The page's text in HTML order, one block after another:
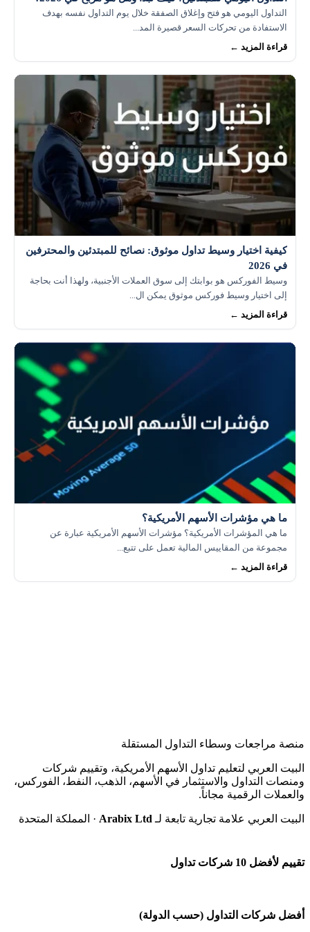
التداول اليومي هو فتح وإغلاق الصفقة خلال يوم التداول نفسه بهدف
الاستفادة من تحركات السعر قصيرة المد...
قراءة المزيد ←
كيفية اختيار وسيط تداول موثوق: نصائح للمبتدئين والمحترفين
في 2026
وسيط الفوركس هو بوابتك إلى سوق العملات الأجنبية، ولهذا أنت بحاجة
إلى اختيار وسيط فوركس موثوق يمكن ال...
قراءة المزيد ←
ما هي مؤشرات الأسهم الأمريكية؟
ما هي المؤشرات الأمريكية؟ مؤشرات الأسهم الأمريكية عبارة عن
مجموعة من المقاييس المالية تعمل على تتبع...
قراءة المزيد ←
منصة مراجعات وسطاء التداول المستقلة
البيت العربي لتعليم تداول الأسهم الأمريكية، وتقييم شركات
ومنصات التداول والاستثمار في الأسهم، الذهب، النفط، الفوركس،
والعملات الرقمية مجاناً.
البيت العربي علامة تجارية تابعة لـ Arabix Ltd · المملكة المتحدة
تقييم لأفضل 10 شركات تداول
شركة Capital.com
أفضل شركات التداول (حسب الدولة)